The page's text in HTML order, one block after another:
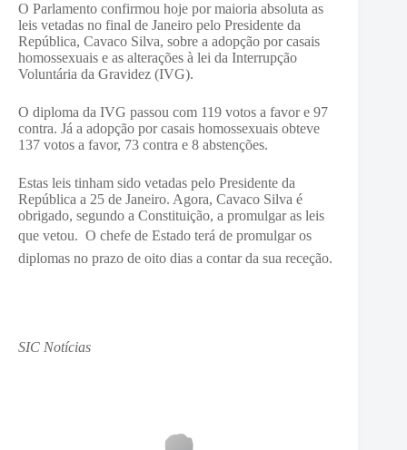
O Parlamento confirmou hoje por maioria absoluta as
leis vetadas no final de Janeiro pelo Presidente da
República, Cavaco Silva, sobre a adopção por casais
homossexuais e as alterações à lei da Interrupção
Voluntária da Gravidez (IVG).
O diploma da IVG passou com 119 votos a favor e 97
contra. Já a adopção por casais homossexuais obteve
137 votos a favor, 73 contra e 8 abstenções.
Estas leis tinham sido vetadas pelo Presidente da
República a 25 de Janeiro. Agora, Cavaco Silva é
obrigado, segundo a Constituição, a promulgar as leis
que vetou. O chefe de Estado terá de promulgar os
diplomas no prazo de oito dias a contar da sua receção.
SIC Notícias